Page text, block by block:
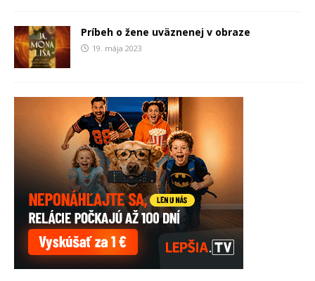
Príbeh o žene uväznenej v obraze
19. mája 2023